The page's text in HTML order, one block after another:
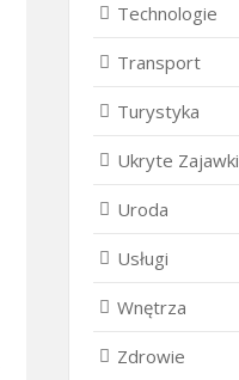
Technologie
Transport
Turystyka
Ukryte Zajawki
Uroda
Usługi
Wnętrza
Zdrowie